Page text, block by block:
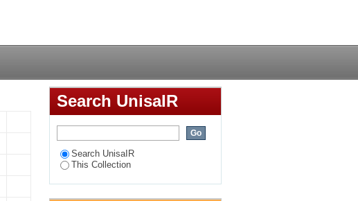
Search UnisaIR
Search UnisaIR
This Collection